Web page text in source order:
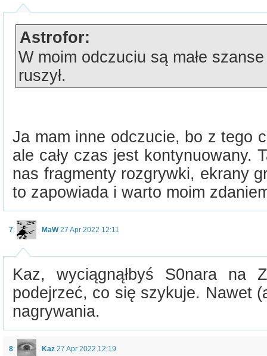
Astrofor:
W moim odczuciu są małe
ruszył.
Ja mam inne odczucie, bo z tego
ale cały czas jest kontynuowany.
nas fragmenty rozgrywki, ekrany
to zapowiada i warto moim
7: MaW 27 Apr 2022 12:11
Kaz, wyciągnąłbyś S0nara na
podejrzeć, co się szykuje. Nawet
nagrywania.
8: Kaz 27 Apr 2022 12:19